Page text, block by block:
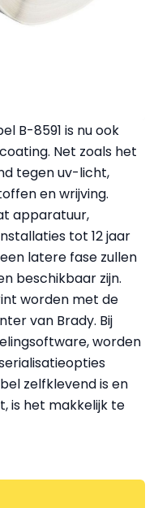
B-8591 is nu ook
Net zoals het
tegen uv-licht,
en wrijving.
apparatuur,
tot 12 jaar
latere fase zullen
beschikbaar zijn.
worden met de
van Brady. Bij
worden
zelfklevend is en
is het makkelijk te